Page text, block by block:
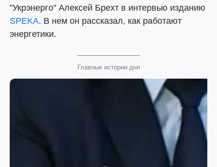
"Укрэнерго" Алексей Брехт в интервью изданию
SPEKA. В нем он рассказал, как работают
энергетики.
Главные истории дня